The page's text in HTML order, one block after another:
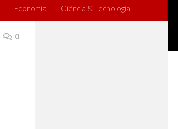
Economia Ciência & Tecnologia
0